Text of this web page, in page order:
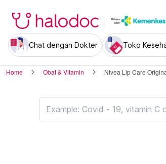
Chat dengan Dokter Toko
Home Obat & Vitamin Nivea Lip Care